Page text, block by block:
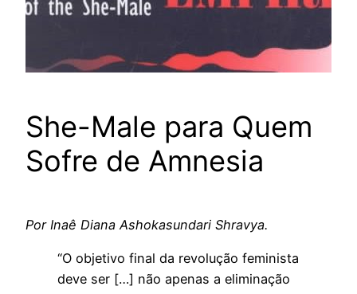
She-Male para Quem
Sofre de Amnesia
Por Inaê Diana Ashokasundari Shravya.
“O objetivo final da revolução feminista
deve ser […] não apenas a eliminação